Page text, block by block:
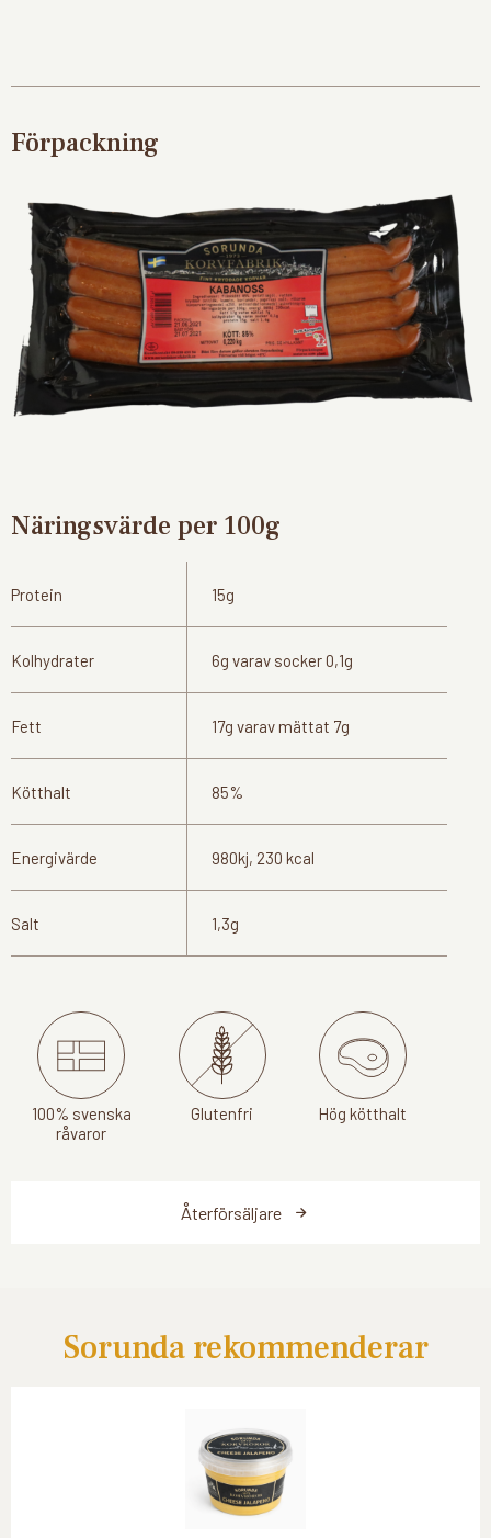
Förpackning
Näringsvärde per 100g
Protein 15g
Kolhydrater 6g varav socker 0,1g
Fett 17g varav mättat 7g
Kötthalt 85%
Energivärde 980kj, 230 kcal
Salt 1,3g
100% svenska
råvaror
Glutenfri Hög kötthalt
Återförsäljare
Sorunda rekommenderar